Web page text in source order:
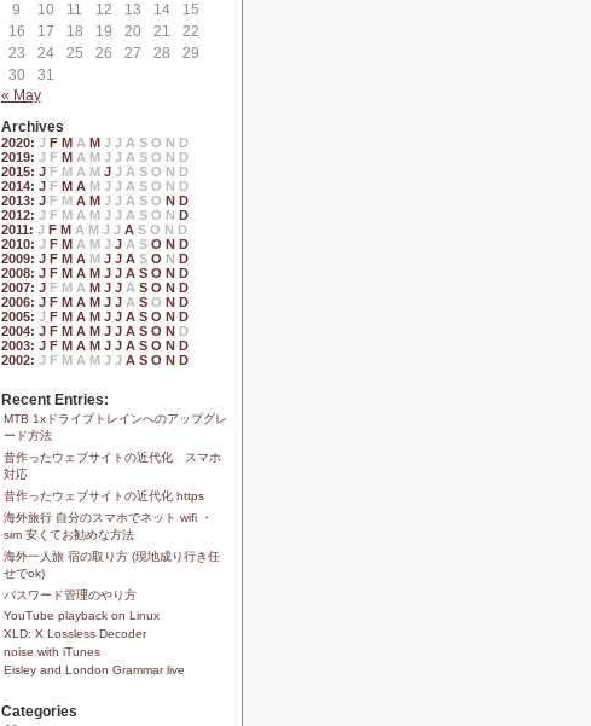
9
10 11 12 13 14
15
16
17 18 19 20 21
22
23
24 25 26 27 28
29
30
31
« May
Archives
2020: J F M A M J J A S O N D
2019: J F M A M J J A S O N D
2015: J F M A M J J A S O N D
2014: J F M A M J J A S O N D
2013: J F M A M J J A S O N D
2012: J F M A M J J A S O N D
2011: J F M A M J J A S O N D
2010: J F M A M J J A S O N D
2009: J F M A M J J A S O N D
2008: J F M A M J J A S O N D
2007: J F M A M J J A S O N D
2006: J F M A M J J A S O N D
2005: J F M A M J J A S O N D
2004: J F M A M J J A S O N D
2003: J F M A M J J A S O N D
2002: J F M A M J J A S O N D
Recent Entries:
MTB 1xドライブトレインへのアップグレ
ード方法
昔作ったウェブサイトの近代化 スマホ
対応
昔作ったウェブサイトの近代化 https
海外旅行 自分のスマホでネット wifi ・
sim 安くてお勧めな方法
海外一人旅 宿の取り方 (現地成り行き任
せでok)
パスワード管理のやり方
YouTube playback on Linux
XLD: X Lossless Decoder
noise with iTunes
Eisley and London Grammar live
Categories